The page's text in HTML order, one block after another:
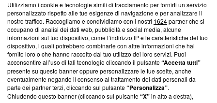
Questa sezione offre informazioni trasparenti su Blasting
News, sui nostri processi editoriali e su come ci impegniamo a
creare news di qualità. Inoltre, afferma la nostra aderenza a
‘Trust Project - News with Integrity’Blasting News non è
ancora membro del programma, ma ha richiesto di farne
parte; Trust Project non ha ancora effettuato una verifica di
conformità agli standard.
Su di noi
Utilizziamo i cookie e tecnologie simili di tracciamento per fornirti un servizio
personalizzato rispetto alle tue esigenze di navigazione e per analizzare il
nostro traffico. Raccogliamo e condividiamo con i nostri 1624partner che si
occupano di analisi dei dati web, pubblicità e social media, alcune
informazioni sul tuo dispositivo, come l’indirizzo IP e le caratteristiche del tuo
dispositivo, i quali potrebbero combinarle con altre informazioni che hai
fornito loro o che hanno raccolto dal tuo utilizzo dei loro servizi. Puoi
acconsentire all’uso di tali tecnologie cliccando il pulsante“Accetta tutti”
presente su questo banner oppure personalizzare le tue scelte, anche
eventualmente negando il consenso al trattamento dei dati personali da
parte dei partner terzi, cliccando sul pulsante“Personalizza”.
Chiudendo questo banner (cliccando sul pulsante“X”in alto a destra),